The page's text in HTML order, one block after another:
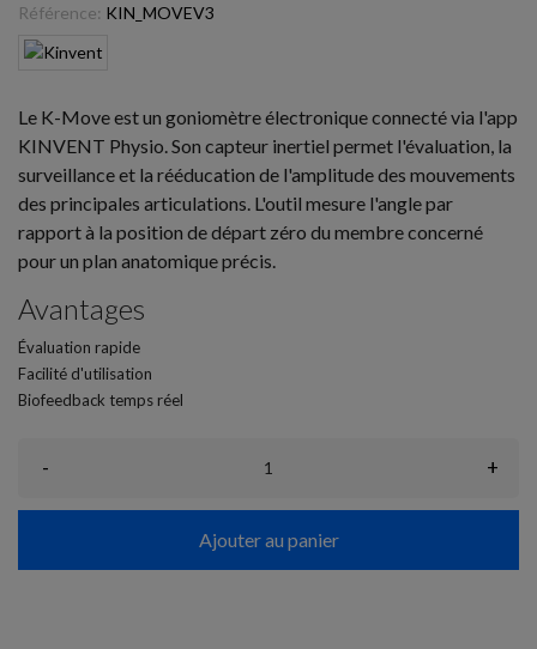
Référence: KIN_MOVEV3
Le K-Move est un goniomètre électronique connecté via l'app
KINVENT Physio. Son capteur inertiel permet l'évaluation, la
surveillance et la rééducation de l'amplitude des mouvements
des principales articulations. L'outil mesure l'angle par
rapport à la position de départ zéro du membre concerné
pour un plan anatomique précis.
Avantages
Évaluation rapide
Facilité d'utilisation
Biofeedback temps réel
- +
Ajouter au panier